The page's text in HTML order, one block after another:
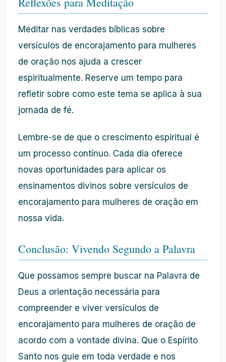
Meditar nas verdades bíblicas sobre
versículos de encorajamento para mulheres
de oração nos ajuda a crescer
espiritualmente. Reserve um tempo para
refletir sobre como este tema se aplica à sua
jornada de fé.
Lembre-se de que o crescimento espiritual é
um processo contínuo. Cada dia oferece
novas oportunidades para aplicar os
ensinamentos divinos sobre versículos de
encorajamento para mulheres de oração em
nossa vida.
Conclusão: Vivendo Segundo a Palavra
Que possamos sempre buscar na Palavra de
Deus a orientação necessária para
compreender e viver versículos de
encorajamento para mulheres de oração de
acordo com a vontade divina. Que o Espírito
Santo nos guie em toda verdade e nos